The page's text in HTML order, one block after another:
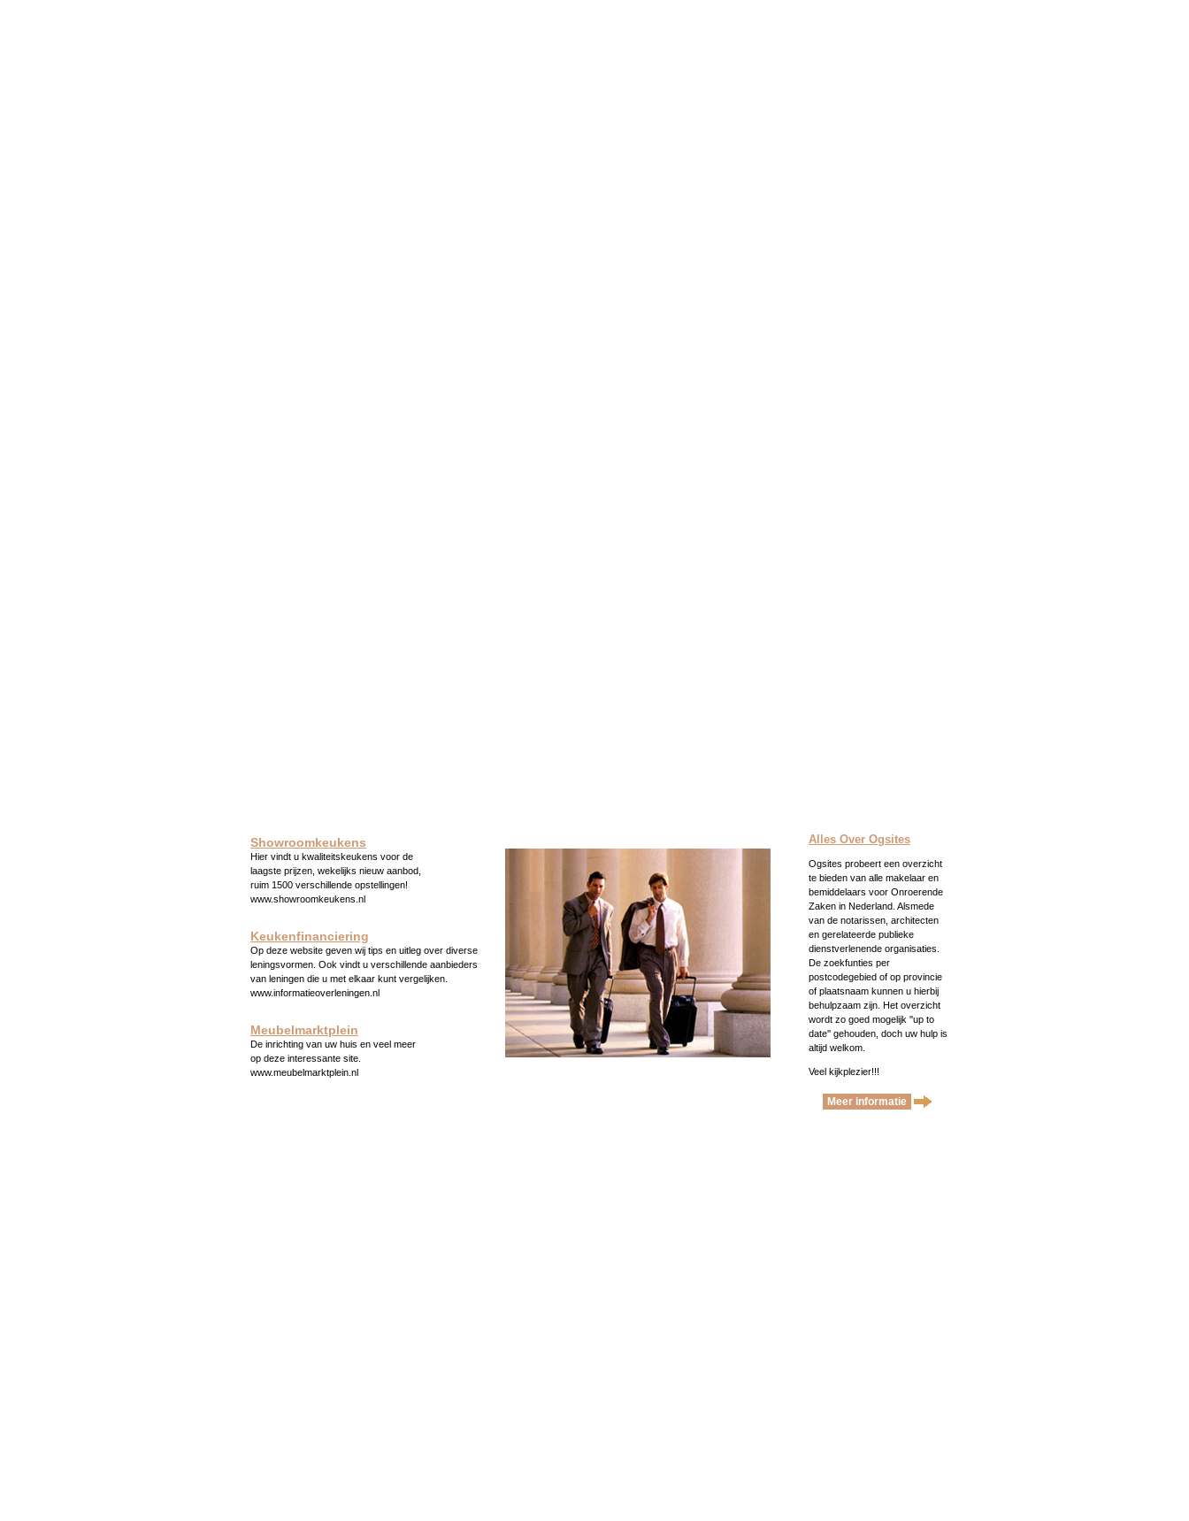
Showroomkeukens
Hier vindt u kwaliteitskeukens voor de
laagste prijzen, wekelijks nieuw aanbod,
ruim 1500 verschillende opstellingen!
www.showroomkeukens.nl
Keukenfinanciering
Op deze website geven wij tips en uitleg over diverse
leningsvormen. Ook vindt u verschillende aanbieders
van leningen die u met elkaar kunt vergelijken.
www.informatieoverleningen.nl
Meubelmarktplein
De inrichting van uw huis en veel meer
op deze interessante site.
www.meubelmarktplein.nl
Alles Over Ogsites
Ogsites probeert een overzicht
te bieden van alle makelaar en
bemiddelaars voor Onroerende
Zaken in Nederland. Alsmede
van de notarissen, architecten
en gerelateerde publieke
dienstverlenende organisaties.
De zoekfunties per
postcodegebied of op provincie
of plaatsnaam kunnen u hierbij
behulpzaam zijn. Het overzicht
wordt zo goed mogelijk ''up to
date'' gehouden, doch uw hulp is
altijd welkom.
Veel kijkplezier!!!
Meer informatie